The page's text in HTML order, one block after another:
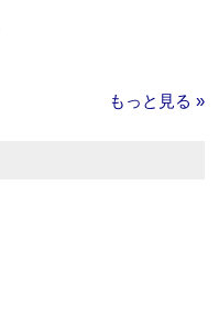
もっと見る »